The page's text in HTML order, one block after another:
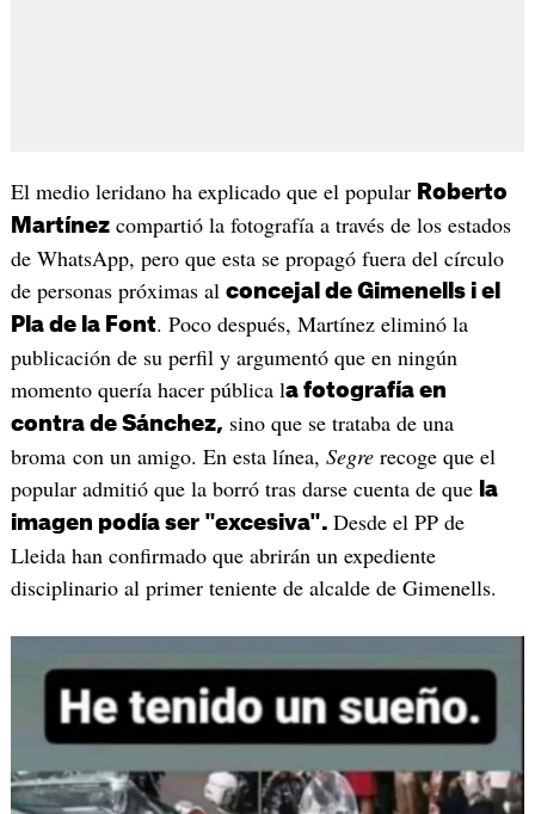
El medio leridano ha explicado que el popular Roberto
Martínezcompartió la fotografía a través de los estados
de WhatsApp, pero que esta se propagó fuera del círculo
de personas próximas al concejal de Gimenells i el
Pla de la Font. Poco después, Martínez eliminó la
publicación de su perfil y argumentó que en ningún
momento quería hacer pública la fotografía en
contra de Sánchez, sino que se trataba de una
broma con un amigo. En esta línea, Segrerecoge que el
popular admitió que la borró tras darse cuenta de que la
imagen podía ser "excesiva". Desde el PP de
Lleida han confirmado que abrirán un expediente
disciplinario al primer teniente de alcalde de Gimenells.